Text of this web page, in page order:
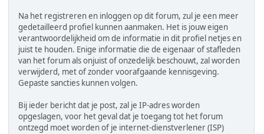
Na het registreren en inloggen op dit forum, zul je een meer
gedetailleerd profiel kunnen aanmaken. Het is jouw eigen
verantwoordelijkheid om de informatie in dit profiel netjes en
juist te houden. Enige informatie die de eigenaar of stafleden
van het forum als onjuist of onzedelijk beschouwt, zal worden
verwijderd, met of zonder voorafgaande kennisgeving.
Gepaste sancties kunnen volgen.
Bij ieder bericht dat je post, zal je IP-adres worden
opgeslagen, voor het geval dat je toegang tot het forum
ontzegd moet worden of je internet-dienstverlener (ISP)